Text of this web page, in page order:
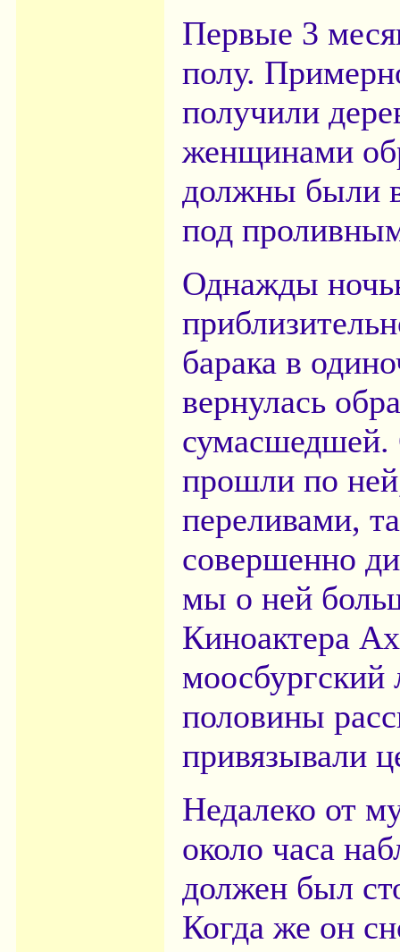
Первые 3
полу.
получили
женщинами
должны были
под
Однажды
барака в
вернулась
сумасшедшей.
прошли по
переливами,
совершенно
мы о ней
Киноактера
половины
привязывали
Недалеко от
около часа
должен был
Когда же он